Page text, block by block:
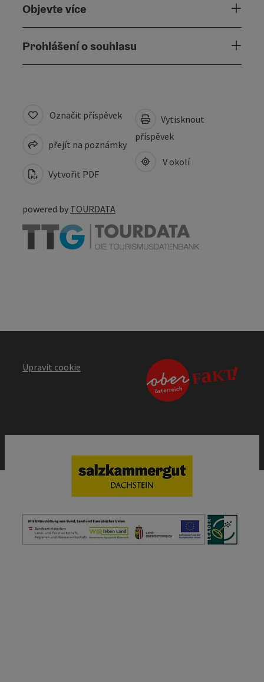
Objevte více
Prohlášení o souhlasu
Označit příspěvek
přejít na poznámky
Vytvořit PDF
Vytisknout
příspěvek
V okolí
powered by TOURDATA
Upravit cookie